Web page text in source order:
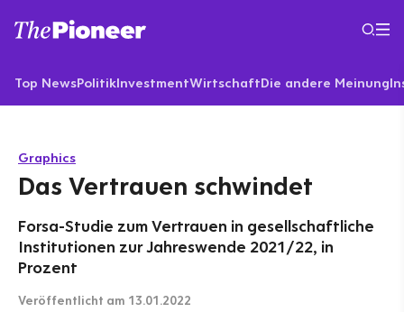
Top NewsPolitikInvestmentWirtschaftDie andere Meinung
Graphics
Das Vertrauen schwindet
Forsa-Studie zum Vertrauen in gesellschaftliche
Institutionen zur Jahreswende 2021/22, in
Prozent
Veröffentlicht am 13.01.2022